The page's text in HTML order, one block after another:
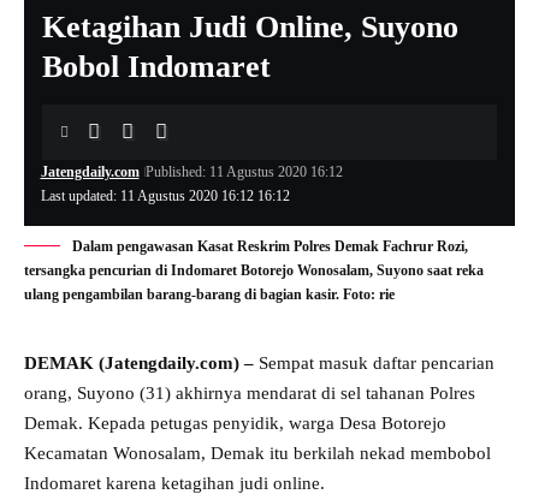
Ketagihan Judi Online, Suyono
Bobol Indomaret
Last updated: 11 Agustus 2020 16:12 16:12
Jatengdaily.com Published: 11 Agustus 2020 16:12
Dalam pengawasan Kasat Reskrim Polres Demak Fachrur Rozi,
tersangka pencurian di Indomaret Botorejo Wonosalam, Suyono saat reka
ulang pengambilan barang-barang di bagian kasir. Foto: rie
DEMAK (Jatengdaily.com) – Sempat masuk daftar pencarian
orang, Suyono (31) akhirnya mendarat di sel tahanan Polres
Demak. Kepada petugas penyidik, warga Desa Botorejo
Kecamatan Wonosalam, Demak itu berkilah nekad membobol
Indomaret karena ketagihan judi online.